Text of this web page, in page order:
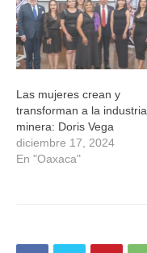
Las mujeres crean y
transforman a la industria
minera: Doris Vega
diciembre 17, 2024
En "Oaxaca"